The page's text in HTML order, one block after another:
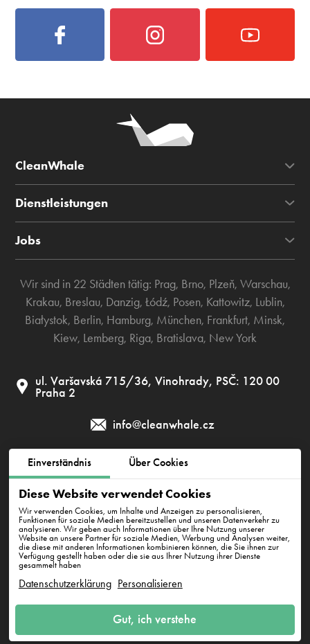
Einverständnis Über Cookies
Diese Website verwendet Cookies
Wir verwenden Cookies, um Inhalte und Anzeigen zu personalisieren,
Funktionen für soziale Medien bereitzustellen und unseren Datenverkehr zu
analysieren. Wir geben auch Informationen über Ihre Nutzung unserer
Website an unsere Partner für soziale Medien, Werbung und Analysen weiter,
die diese mit anderen Informationen kombinieren können, die Sie ihnen zur
Verfügung gestellt haben oder die sie aus Ihrer Nutzung ihrer Dienste
gesammelt haben
Datenschutzerklärung Personalisieren
Gut, ich verstehe
CleanWhale
Dienstleistungen
Jobs
Wir sind in 22 Städten tätig: Prag, Brno, Plzeň, Warschau,
Krakau, Breslau, Danzig, Łódź, Posen, Kattowitz, Lublin,
Białystok, Berlin, Hamburg, München, Frankfurt, Minsk,
Kiew, Lemberg, Riga, Bratislava, New York
ul. Varšavská 715/36, Vinohrady, PSČ: 120 00
Praha 2
info@cleanwhale.cz
AGB zur Nutzung der Plattform
Cookie-Richtlinie
Clean Whale CZ s.r.o., IČ: 17345197, CZ17345197
Korunní 1164/49, PSČ: 120 00, Praha 2